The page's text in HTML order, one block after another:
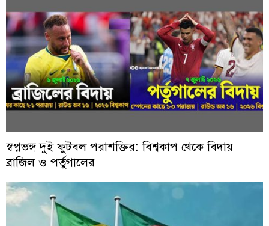
স্বপ্নভঙ্গ দুই ফুটবল পরাশক্তির: বিশ্বকাপ থেকে বিদায়
ব্রাজিল ও পর্তুগালের